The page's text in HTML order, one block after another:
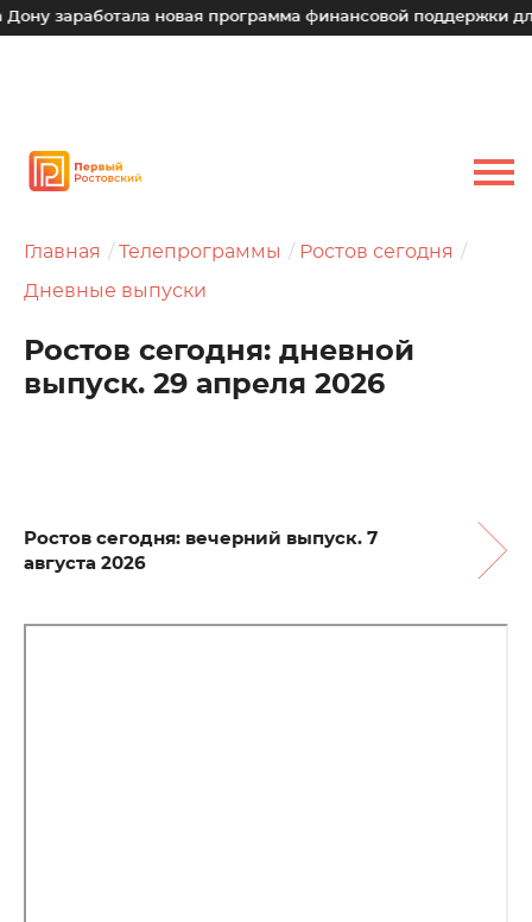
новая программа финансовой поддержки для малых
Главная Телепрограммы Ростов сегодня
Дневные выпуски
Ростов сегодня: дневной
выпуск. 29 апреля 2026
Ростов сегодня: вечерний выпуск. 7
августа 2026